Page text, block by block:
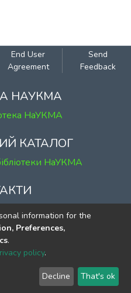
End User
Agreement
Send
Feedback
НАУКМА
НаУКМА
КАТАЛОГ
НаУКМА
Сковороди, 2
120
69-31
information for the
Preferences,
.
policy.
Decline That's ok